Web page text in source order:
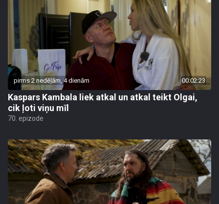
pirms 2 nedēļām, 4 dienām 00:02:23
Kaspars Kambala liek atkal un atkal teikt Olgai,
cik ļoti viņu mīl
70. epizode